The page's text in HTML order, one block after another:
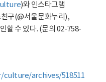
)와 인스타그램
구(@서울문화누리),
할 수 있다. (문의 02-758-
culture/archives/518511